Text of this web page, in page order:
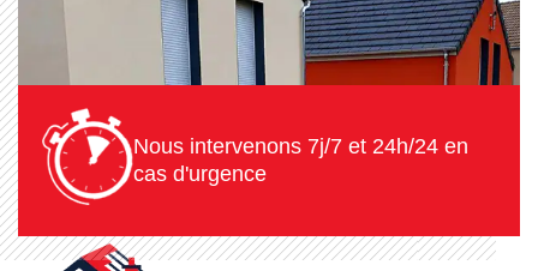
Nous intervenons 7j/7 et 24h/24 en
cas d'urgence